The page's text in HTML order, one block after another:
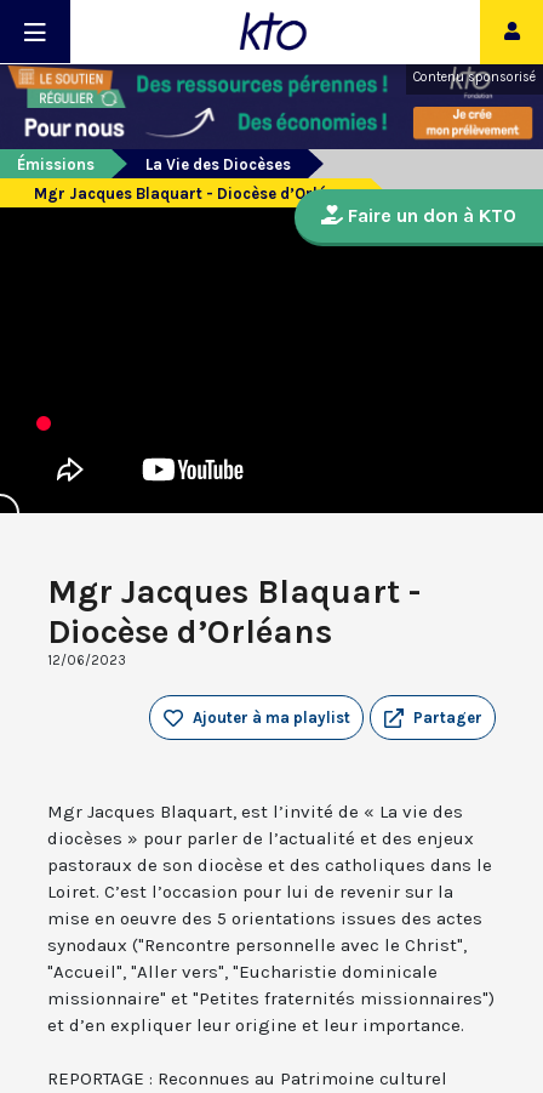
Contenu sponsorisé
Émissions
La Vie des Diocèses
Mgr Jacques Blaquart - Diocèse d’Orléans
Mgr Jacques Blaquart -
Diocèse d’Orléans
12/06/2023
Partager
Ajouter à ma playlist
Mgr Jacques Blaquart, est l’invité de « La vie des
diocèses » pour parler de l’actualité et des enjeux
pastoraux de son diocèse et des catholiques dans le
Loiret. C’est l’occasion pour lui de revenir sur la
mise en oeuvre des 5 orientations issues des actes
synodaux ("Rencontre personnelle avec le Christ",
"Accueil", "Aller vers", "Eucharistie dominicale
missionnaire" et "Petites fraternités missionnaires")
et d’en expliquer leur origine et leur importance.
REPORTAGE : Reconnues au Patrimoine culturel
Faire un don à KTO